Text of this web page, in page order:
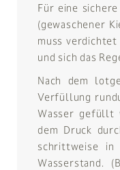
Für eine sichere
(gewaschener
muss
und sich das
Nach dem
Verfüllung
Wasser gefüllt
dem Druck
schrittweise in
Wasserstand.